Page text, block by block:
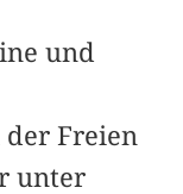
und
Freien
unter